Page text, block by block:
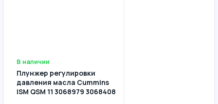
В наличии
Плунжер регулировки
давления масла Cummins
ISM QSM 11 3068979 3068408